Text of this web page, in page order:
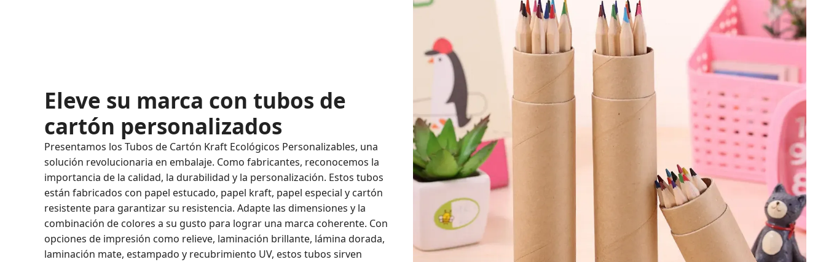
Eleve su marca con tubos de
cartón personalizados
Presentamos los Tubos de Cartón Kraft Ecológicos Personalizables, una
solución revolucionaria en embalaje. Como fabricantes, reconocemos la
importancia de la calidad, la durabilidad y la personalización. Estos tubos
están fabricados con papel estucado, papel kraft, papel especial y cartón
resistente para garantizar su resistencia. Adapte las dimensiones y la
combinación de colores a su gusto para lograr una marca coherente. Con
opciones de impresión como relieve, laminación brillante, lámina dorada,
laminación mate, estampado y recubrimiento UV, estos tubos sirven